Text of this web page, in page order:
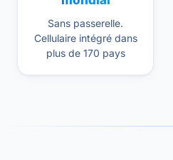
Sans passerelle.
Cellulaire intégré dans
plus de 170 pays